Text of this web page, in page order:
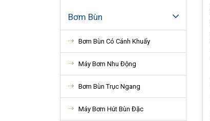
Bơm Bùn
Bơm Bùn Có Cánh Khuấy
Máy Bơm Nhu Động
Bơm Bùn Trục Ngang
Máy Bơm Hút Bùn Đặc